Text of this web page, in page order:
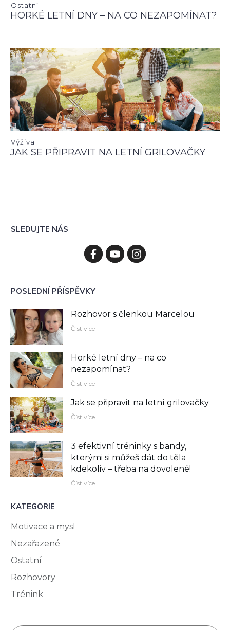
Ostatní
HORKÉ LETNÍ DNY – NA CO NEZAPOMÍNAT?
Výživa
JAK SE PŘIPRAVIT NA LETNÍ GRILOVAČKY
SLEDUJTE NÁS
POSLEDNÍ PŘÍSPĚVKY
Rozhovor s členkou Marcelou
Číst více
Horké letní dny – na co
nezapomínat?
Číst více
Jak se připravit na letní grilovačky
Číst více
3 efektivní tréninky s bandy,
kterými si můžeš dát do těla
kdekoliv –⁠ třeba na dovolené!
Číst více
KATEGORIE
Motivace a mysl
Nezařazené
Ostatní
Rozhovory
Trénink